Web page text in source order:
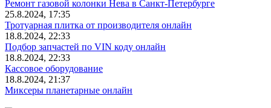
Ремонт газовой колонки Нева в Санкт-Петербурге
25.8.2024, 17:35
Тротуарная плитка от производителя онлайн
18.8.2024, 22:33
Подбор запчастей по VIN коду онлайн
18.8.2024, 22:33
Кассовое оборудование
18.8.2024, 21:37
Миксеры планетарные онлайн